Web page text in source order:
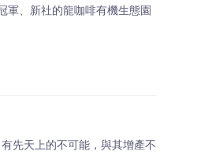
軍、新社的龍咖啡有機生態園
先天上的不可能，與其增產不